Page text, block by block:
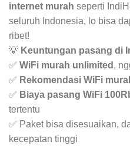
internet murah seperti
seluruh Indonesia, lo bisa
ribet!
💡 Keuntungan pasang di
✅ WiFi murah unlimited ,
✅ Rekomendasi WiFi
✅ Biaya pasang WiFi
tertentu
✅ Paket bisa disesuaikan,
kecepatan tinggi